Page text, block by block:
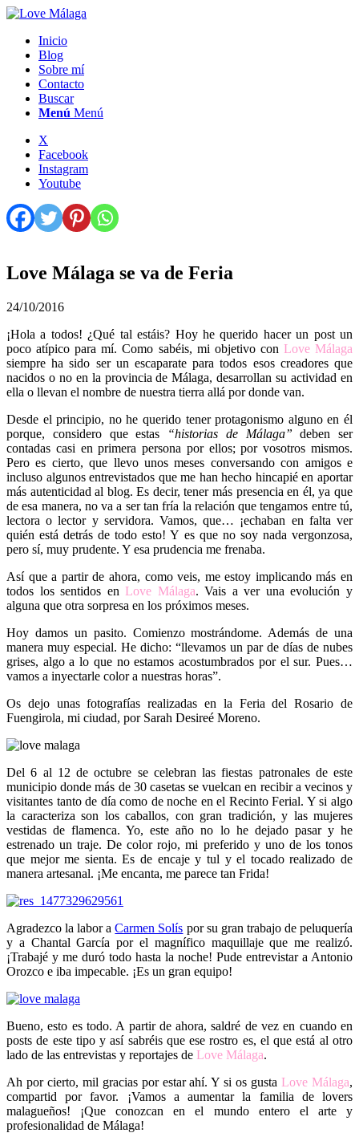
Inicio
Blog
Sobre mí
Contacto
Buscar
Menú Menú
X
Facebook
Instagram
Youtube
Love Málaga se va de Feria
24/10/2016
¡Hola a todos! ¿Qué tal estáis? Hoy he querido hacer un post un
poco atípico para mí. Como sabéis, mi objetivo con Love Málaga
siempre ha sido ser un escaparate para todos esos creadores que
nacidos o no en la provincia de Málaga, desarrollan su actividad en
ella o llevan el nombre de nuestra tierra allá por donde van.
Desde el principio, no he querido tener protagonismo alguno en él
porque, considero que estas
“historias de Málaga” deben ser
contadas casi en primera persona por ellos; por vosotros mismos.
Pero es cierto, que llevo unos meses conversando con amigos e
incluso algunos entrevistados que me han hecho hincapié en aportar
más autenticidad al blog. Es decir, tener más presencia en él, ya que
de esa manera, no va a ser tan fría la relación que tengamos entre tú,
lectora o lector y servidora. Vamos, que… ¡echaban en falta ver
quién está detrás de todo esto! Y es que no soy nada vergonzosa,
pero sí, muy prudente. Y esa prudencia me frenaba.
Así que a partir de ahora, como veis, me estoy implicando más en
todos los sentidos enLove Málaga. Vais a ver una evolución y
alguna que otra sorpresa en los próximos meses.
Hoy damos un pasito. Comienzo mostrándome. Además de una
manera muy especial. He dicho: “llevamos un par de días de nubes
grises, algo a lo que no estamos acostumbrados por el sur. Pues…
vamos a inyectarle color a nuestras horas”.
Os dejo unas fotografías realizadas en la Feria del Rosario de
Fuengirola, mi ciudad, por Sarah Desireé Moreno.
Del 6 al 12 de octubre se celebran las fiestas patronales de este
municipio donde más de 30 casetas se vuelcan en recibir a vecinos y
visitantes tanto de día como de noche en el Recinto Ferial. Y si algo
la caracteriza son los caballos, con gran tradición, y las mujeres
vestidas de flamenca. Yo, este año no lo he dejado pasar y he
estrenado un traje. De color rojo, mi preferido y uno de los tonos
que mejor me sienta. Es de encaje y tul y el tocado realizado de
manera artesanal. ¡Me encanta, me parece tan Frida!
Agradezco la labor aCarmen Solís por su gran trabajo de peluquería
y a Chantal García por el magnífico maquillaje que me realizó.
¡Trabajé y me duró todo hasta la noche! Pude entrevistar a Antonio
Orozco e iba impecable. ¡Es un gran equipo!
Bueno, esto es todo. A partir de ahora, saldré de vez en cuando en
posts de este tipo y así sabréis que ese rostro es, el que está al otro
lado de las entrevistas y reportajes de Love Málaga.
Ah por cierto, mil gracias por estar ahí. Y si os gustaLove Málaga,
compartid por favor. ¡Vamos a aumentar la familia de lovers
malagueños! ¡Que conozcan en el mundo entero el arte y
profesionalidad de Málaga!